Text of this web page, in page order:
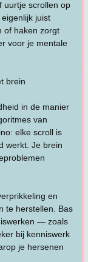
uurtje scrollen op
juist
of haken zorgt
voor je mentale
brein
in de manier
van
elke scroll is
werkt. Je brein
en
te herstellen. Bas
— zoals
bij kenniswerk
je hersenen